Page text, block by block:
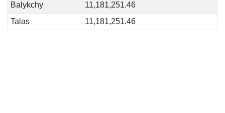
Balykchy
11,181,251.46
Talas
11,181,251.46